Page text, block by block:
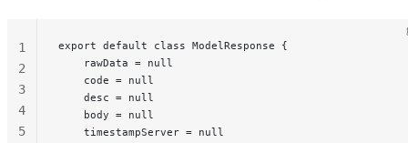
export default class ModelResponse {
    rawData = null
    code = null
    desc = null
    body = null
    timestampServer = null
1
2
3
4
5